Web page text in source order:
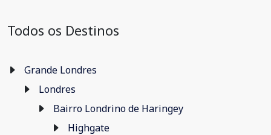
Todos os Destinos
Grande Londres
Londres
Bairro Londrino de Haringey
Highgate